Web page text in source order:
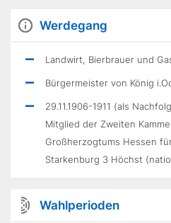
Werdegang
Landwirt, Bierbrauer und
Bürgermeister von König
29.11.1906-1911 (als
Mitglied der Zweiten
Großherzogtums Hessen
Starkenburg 3 Höchst
Wahlperioden